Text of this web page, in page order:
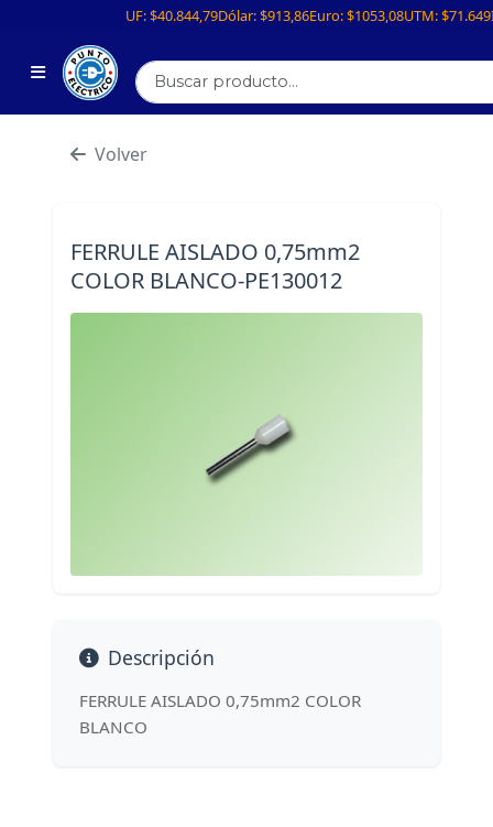
UF:$40.844,79Dólar:$913,86Euro:$1053,08UTM:$71.649
Volver
FERRULE AISLADO 0,75mm2
COLOR BLANCO-PE130012
Descripción
FERRULE AISLADO 0,75mm2 COLOR
BLANCO